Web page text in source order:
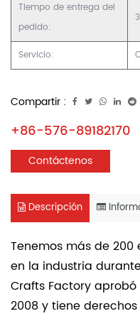
Tiempo de entrega del
pedido:
Servicio:
Compartir :
+86-576-89182170
Contáctenos
Descripción
Tenemos más de
en la industria
Crafts Factory aprobó
2008 y tiene